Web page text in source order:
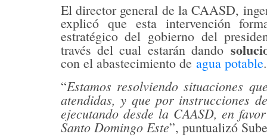
El director general de la CAASD,
explicó que esta intervención
estratégico del gobierno del
través del cual estarán dando
con el abastecimiento de agua potable.
“Estamos resolviendo situaciones
atendidas, y que por instrucciones
ejecutando desde la CAASD, en
Santo Domingo Este”, puntualizó